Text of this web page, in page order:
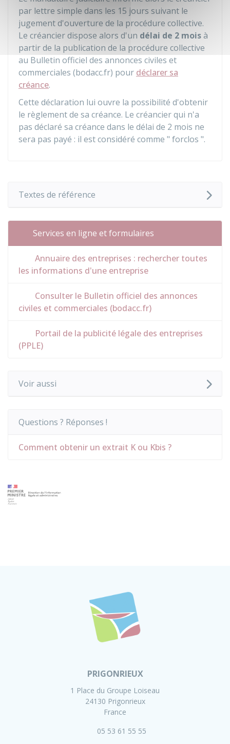
par lettre simple dans les 15 jours suivant le
jugement d'ouverture de la procédure collective.
Le créancier dispose alors d'un délai de 2 moisà
partir de la publication de la procédure collective
au Bulletin officiel des annonces civiles et
commerciales (bodacc.fr) pour déclarer sa
créance.
Cette déclaration lui ouvre la possibilité d'obtenir
le règlement de sa créance. Le créancier qui n'a
pas déclaré sa créance dans le délai de 2 mois ne
sera pas payé : il est considéré comme " forclos ".
Textes de référence
Services en ligne et formulaires
Annuaire des entreprises : rechercher toutes
les informations d'une entreprise
Consulter le Bulletin officiel des annonces
civiles et commerciales (bodacc.fr)
Portail de la publicité légale des entreprises
(PPLE)
Voir aussi
Questions ? Réponses !
Comment obtenir un extrait K ou Kbis ?
PRIGONRIEUX
1 Place du Groupe Loiseau
24130 Prigonrieux
France
05 53 61 55 55